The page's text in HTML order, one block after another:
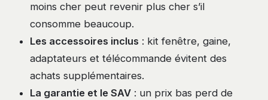
moins cher peut revenir plus cher s’il
consomme beaucoup.
Les accessoires inclus : kit fenêtre, gaine,
adaptateurs et télécommande évitent des
achats supplémentaires.
La garantie et le SAV: un prix bas perd de